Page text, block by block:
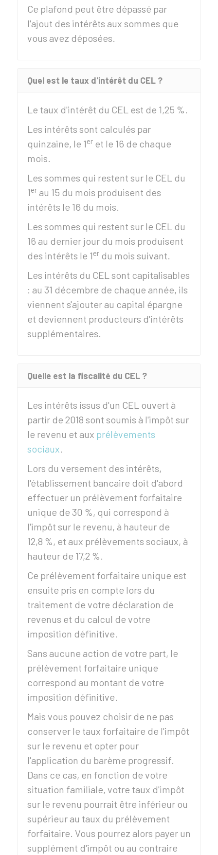
Ce plafond peut être dépassé par
l'ajout des intérêts aux sommes que
vous avez déposées.
Quel est le taux d'intérêt du CEL ?
Le taux d'intérêt du CEL est de 1,25 %.
Les intérêts sont calculés par
quinzaine, le 1er et le 16 de chaque
mois.
Les sommes qui restent sur le CEL du
1er au 15 du mois produisent des
intérêts le 16 du mois.
Les sommes qui restent sur le CEL du
16 au dernier jour du mois produisent
des intérêts le 1er du mois suivant.
Les intérêts du CEL sont capitalisables
: au 31 décembre de chaque année, ils
viennent s'ajouter au capital épargne
et deviennent producteurs d'intérêts
supplémentaires.
Quelle est la fiscalité du CEL ?
Les intérêts issus d'un CEL ouvert à
partir de 2018 sont soumis à l'impôt sur
le revenu et aux prélèvements
sociaux.
Lors du versement des intérêts,
l'établissement bancaire doit d'abord
effectuer un prélèvement forfaitaire
unique de 30 %, qui correspond à
l'impôt sur le revenu, à hauteur de
12,8 %, et aux prélèvements sociaux, à
hauteur de 17,2 %.
Ce prélèvement forfaitaire unique est
ensuite pris en compte lors du
traitement de votre déclaration de
revenus et du calcul de votre
imposition définitive.
Sans aucune action de votre part, le
prélèvement forfaitaire unique
correspond au montant de votre
imposition définitive.
Mais vous pouvez choisir de ne pas
conserver le taux forfaitaire de l'impôt
sur le revenu et opter pour
l'application du barème progressif.
Dans ce cas, en fonction de votre
situation familiale, votre taux d'impôt
sur le revenu pourrait être inférieur ou
supérieur au taux du prélèvement
forfaitaire. Vous pourrez alors payer un
supplément d'impôt ou au contraire